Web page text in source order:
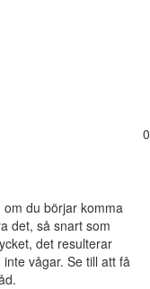
0
du börjar komma
det, så snart som
det resulterar
vågar. Se till att få